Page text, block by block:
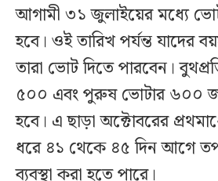
আগামী ৩১ জুলাইয়ের মধ্যে
হবে। ওই তারিখ পর্যন্ত যাদের
তারা ভোট দিতে পারবেন।
৫০০ এবং পুরুষ ভোটার ৬০০ জন
হবে। এ ছাড়া অক্টোবরের
ধরে ৪১ থেকে ৪৫ দিন আগে
ব্যবস্থা করা হতে পারে।